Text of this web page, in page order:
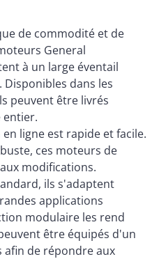
de commodité et de
General
à un large éventail
dans les
peuvent être livrés
entier.
ligne est rapide et facile.
ces moteurs de
modifications.
ils s'adaptent
applications
modulaire les rend
être équipés d'un
afin de répondre aux